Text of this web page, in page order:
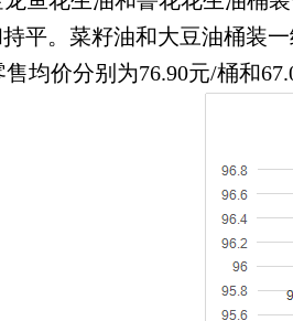
持平。 菜籽油和大豆油桶装
均价分别为76.90元/桶和